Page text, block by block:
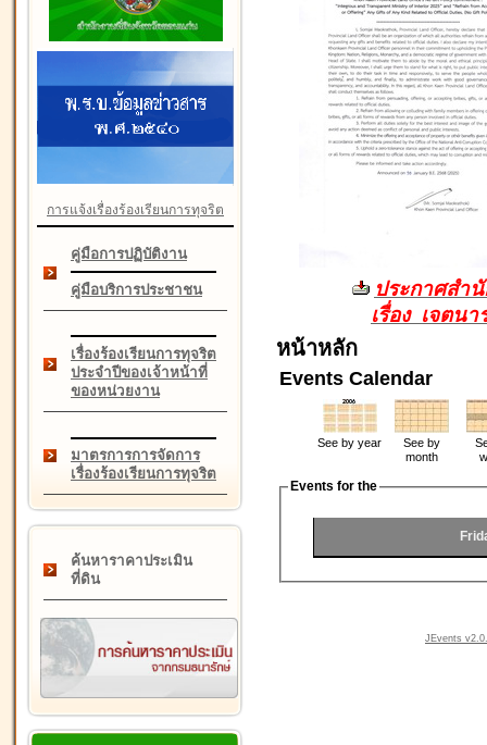
การแจ้งเรื่องร้องเรียนการทุจริต
คู่มือการปฏิบัติงาน
คู่มือบริการประชาชน
เรื่องร้องเรียนการทุจริต
ประจำปีของเจ้าหน้าที่
ของหน่วยงาน
มาตรการการจัดการ
เรื่องร้องเรียนการทุจริต
ค้นหาราคาประเมิน
ที่ดิน
ประกาศสำ
เรื่อง เจตน
หน้าหลัก
Events Calendar
See by year
See by
month
Events for the
JEvents